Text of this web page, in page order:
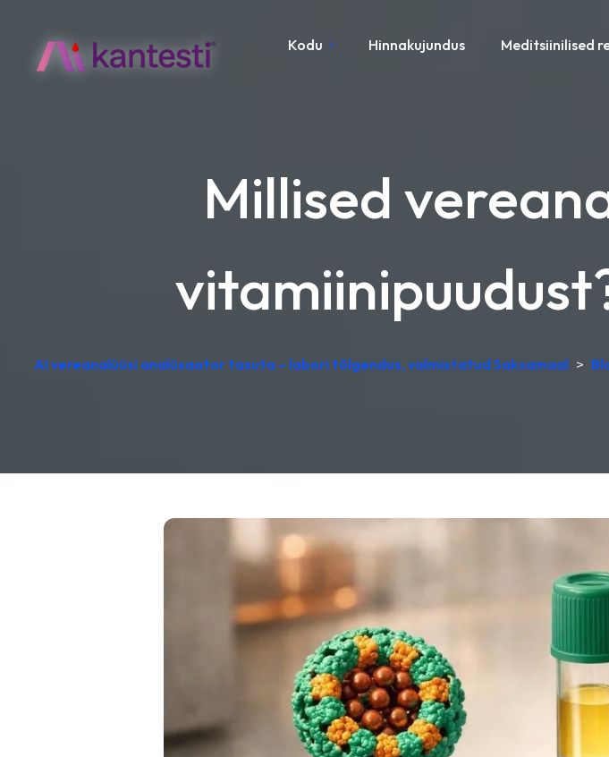
Kodu Hinnakujundus Meditsiinilised
Millised
AI vereanalüüsi analüsaator tasuta – labori tõlgendus, valmistatud Saksamaal >